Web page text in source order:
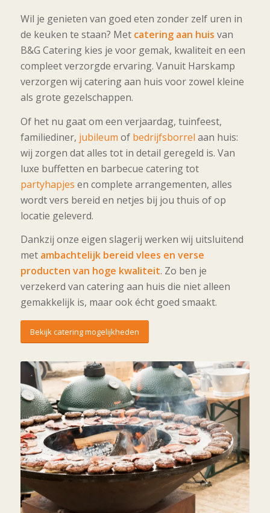
Wil je genieten van goed eten zonder zelf uren in
de keuken te staan? Met catering aan huis van
B&G Catering kies je voor gemak, kwaliteit en een
compleet verzorgde ervaring. Vanuit Harskamp
verzorgen wij catering aan huis voor zowel kleine
als grote gezelschappen.
Of het nu gaat om een verjaardag, tuinfeest,
familiediner, jubileum of bedrijfsborrel aan huis:
wij zorgen dat alles tot in detail geregeld is. Van
luxe buffetten en barbecue catering tot
partyhapjes en complete arrangementen, alles
wordt vers bereid en netjes bij jou thuis of op
locatie geleverd.
Dankzij onze eigen slagerij werken wij uitsluitend
met ambachtelijk bereid vlees en verse
producten van hoge kwaliteit. Zo ben je
verzekerd van catering aan huis die niet alleen
gemakkelijk is, maar ook écht goed smaakt.
Bekijk catering mogelijkheden